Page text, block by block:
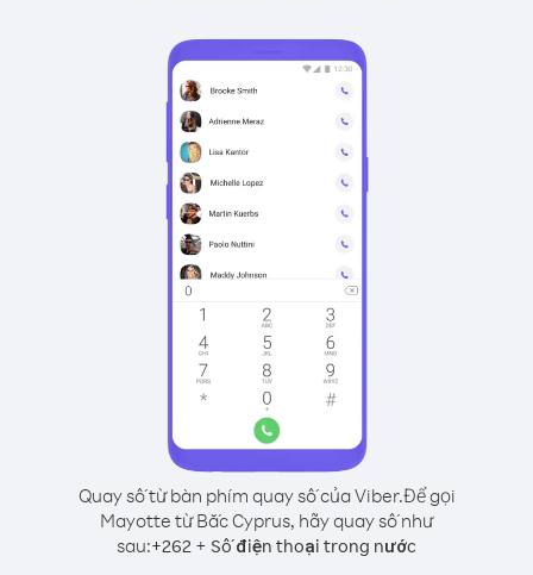
Quay số từ bàn phím quay số của Viber.Để gọi
Mayotte từ Bắc Cyprus, hãy quay số như
sau:+262 + Số điện thoại trong nước